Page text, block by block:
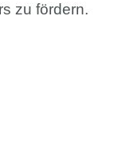
zu fördern.